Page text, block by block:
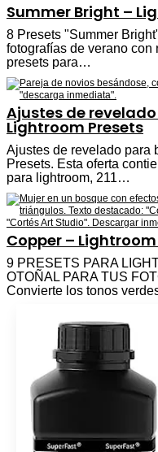
Summer Bright –
8 Presets "Summer
fotografías de verano
presets para…
Ajustes de
Lightroom Presets
Ajustes de revelado para
Presets. Esta oferta
para lightroom, 211…
Copper –
9 PRESETS PARA
OTOÑAL PARA TUS
Convierte los tonos